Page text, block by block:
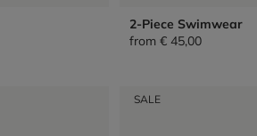
2-Piece Swimwear
from € 45,00
SALE